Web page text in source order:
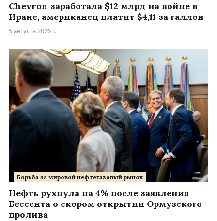
Chevron заработала $12 млрд на войне в
Иране, американец платит $4,11 за галлон
5 августа 2026 г.
Борьба за мировой нефтегазовый рынок
Нефть рухнула на 4% после заявления
Бессента о скором открытии Ормузского
пролива